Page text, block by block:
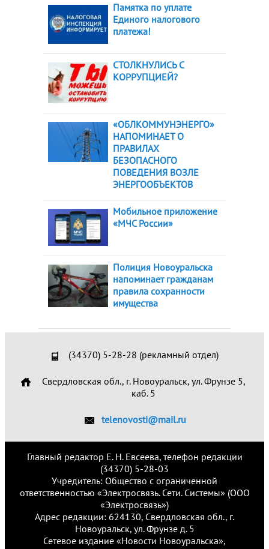
Памятка по уплате
Единого налогового
платежа!
СТОЛКНУЛИСЬ С
КОРРУПЦИЕЙ?
«ОБЛКОММУНЭНЕРГО»
НАПОМИНАЕТ О
ПРАВИЛАХ
БЕЗОПАСНОГО
ПОВЕДЕНИЯ ВОЗЛЕ
ЭНЕРГООБЪЕКТОВ
Мобильное приложение
«МЧС России»
Полиция Новоуральска
напоминает гражданам
правила сохранности
имущества
(34370) 5-28-28 (рекламный отдел)
Свердловская обл., г. Новоуральск, ул. Фрунзе 5,
каб. 5
telenovosti@mail.ru
Главный редактор Е. Н. Евсеева, телефон редакции
(34370) 5-28-03
Учредитель: Общество с ограниченной
ответственностью «Электросвязь. Сети. Системы» (ООО
«Электросвязь»)
Адрес редакции: 624130, Свердловская обл., г.
Новоуральск, ул. Фрунзе д. 5
Сетевое издание «Новости Новоуральска»,